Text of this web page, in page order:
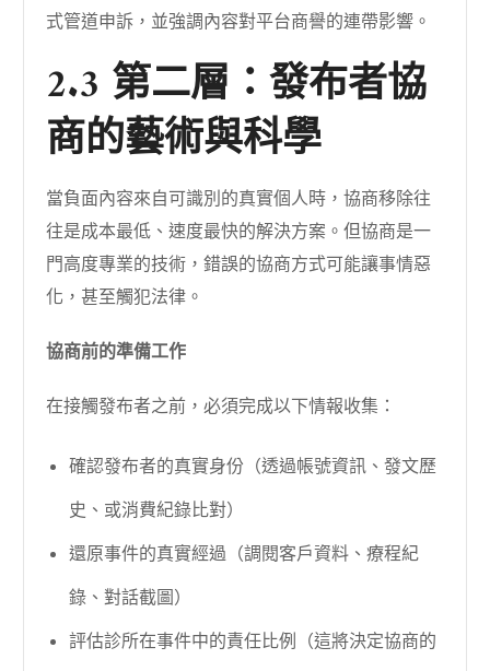
式管道申訴，並強調內容對平台商譽的連帶影響。
2.3 第二層：發布者協
商的藝術與科學
當負面內容來自可識別的真實個人時，協商移除往
往是成本最低、速度最快的解決方案。但協商是一
門高度專業的技術，錯誤的協商方式可能讓事情惡
化，甚至觸犯法律。
協商前的準備工作
在接觸發布者之前，必須完成以下情報收集：
確認發布者的真實身份（透過帳號資訊、發文歷
史、或消費紀錄比對）
還原事件的真實經過（調閱客戶資料、療程紀
錄、對話截圖）
評估診所在事件中的責任比例（這將決定協商的